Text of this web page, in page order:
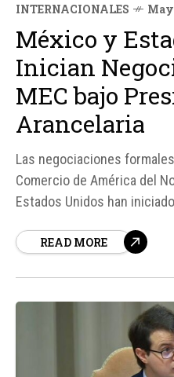
INTERNACIONALES
México y
Inician
MEC bajo
Arancelaria
Las negociaciones
Comercio de América del
Estados Unidos han
Trump. El acuerdo, que
READ MORE